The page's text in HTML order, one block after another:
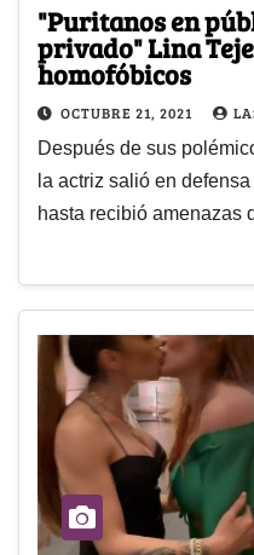
"Puritanos en
privado" Lina
homofóbicos
OCTUBRE 21, 2021
Después de sus
la actriz salió en
hasta recibió amenazas